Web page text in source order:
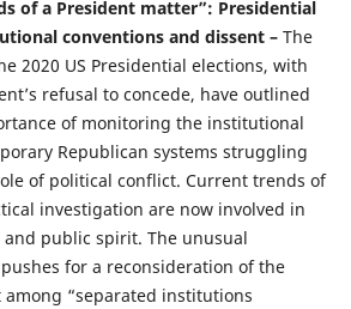
of a President matter”: Presidential
conventions and dissent – The
2020 US Presidential elections, with
refusal to concede, have outlined
of monitoring the institutional
Republican systems struggling
of political conflict. Current trends of
investigation are now involved in
public spirit. The unusual
for a reconsideration of the
“separated institutions